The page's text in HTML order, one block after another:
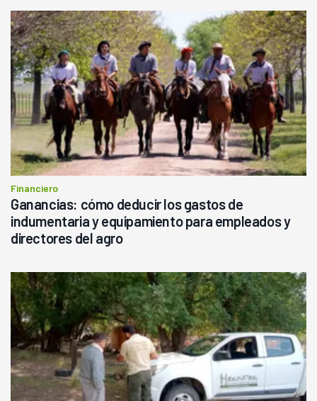
Financiero
Ganancias: cómo deducir los gastos de
indumentaria y equipamiento para empleados y
directores del agro